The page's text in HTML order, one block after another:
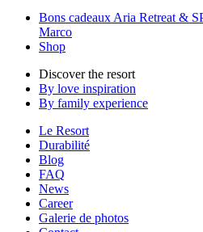
Bons cadeaux Aria Retreat &
Marco
Shop
Discover the resort
By love inspiration
By family experience
Le Resort
Durabilité
Blog
FAQ
News
Career
Galerie de photos